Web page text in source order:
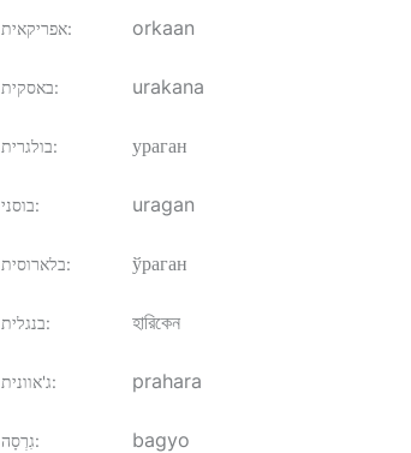
אפריקאית: orkaan
באסקית: urakana
בולגרית: ураган
בוסני: uragan
בלארוסית: ўраган
בנגלית: হারিকেন
ג'אוונית: prahara
גִרְסָה: bagyo